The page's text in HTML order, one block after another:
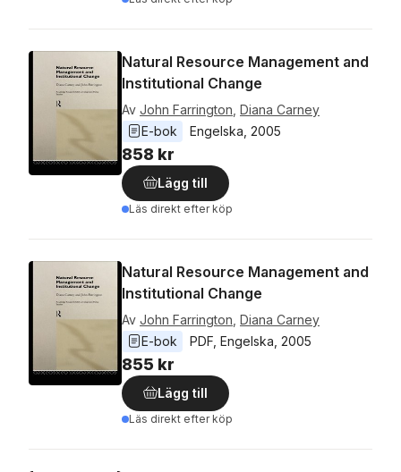
Natural Resource Management and
Institutional Change
Av John Farrington Diana Carney
E-bok
Engelska 2005
858 kr
Lägg till
Läs direkt efter köp
Natural Resource Management and
Institutional Change
Av John Farrington Diana Carney
E-bok
PDF Engelska 2005
855 kr
Lägg till
Läs direkt efter köp